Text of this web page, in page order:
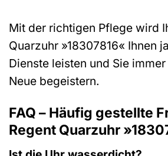
Mit der richtigen Pflege wird
Quarzuhr »18307816« Ihnen
Dienste leisten und Sie
Neue begeistern.
FAQ – Häufig gestellte
Regent Quarzuhr